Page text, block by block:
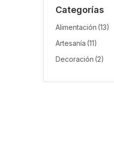
Categorías
Alimentación (13)
Artesanía (11)
Decoración (2)